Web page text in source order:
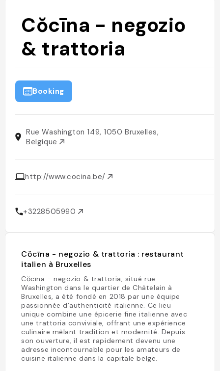
Cŏcīna - negozio
& trattoria
Booking
Rue Washington 149, 1050 Bruxelles,
Belgique
http://www.cocina.be/
+3228505990
Cŏcīna - negozio & trattoria : restaurant
italien à Bruxelles
Cŏcīna - negozio & trattoria, situé rue
Washington dans le quartier de Châtelain à
Bruxelles, a été fondé en 2018 par une équipe
passionnée d’authenticité italienne. Ce lieu
unique combine une épicerie fine italienne avec
une trattoria conviviale, offrant une expérience
culinaire mêlant tradition et modernité. Depuis
son ouverture, il est rapidement devenu une
adresse incontournable pour les amateurs de
cuisine italienne dans la capitale belge.